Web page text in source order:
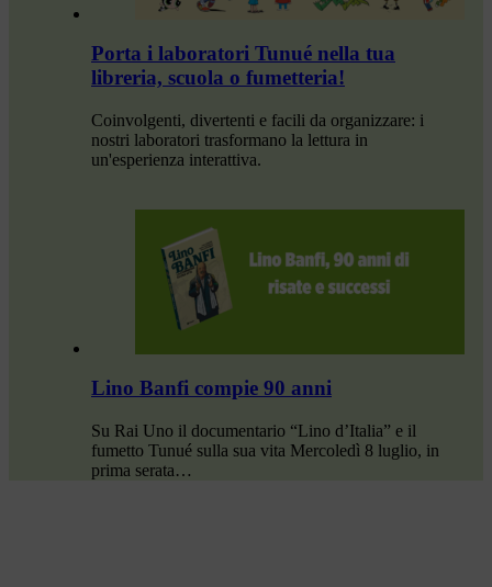
Porta i laboratori Tunué nella tua
libreria, scuola o fumetteria!
Coinvolgenti, divertenti e facili da organizzare: i
nostri laboratori trasformano la lettura in
un'esperienza interattiva.
Lino Banfi compie 90 anni
Su Rai Uno il documentario “Lino d’Italia” e il
fumetto Tunué sulla sua vita Mercoledì 8 luglio, in
prima serata…